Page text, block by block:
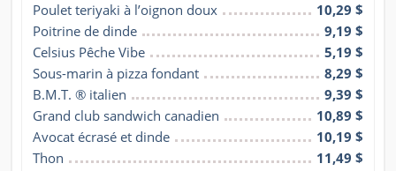
Poulet teriyaki à l’oignon doux
10,29 $
Poitrine de dinde
9,19 $
Celsius Pêche Vibe
5,19 $
Sous-marin à pizza fondant
8,29 $
B.M.T. ® italien
9,39 $
Grand club sandwich canadien
10,89 $
Avocat écrasé et dinde
10,19 $
Thon
11,49 $